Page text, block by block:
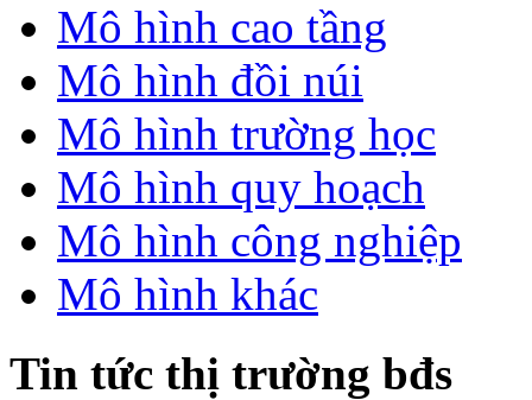
Mô hình cao tầng
Mô hình đồi núi
Mô hình trường học
Mô hình quy hoạch
Mô hình công nghiệp
Mô hình khác
Tin tức thị trường bđs